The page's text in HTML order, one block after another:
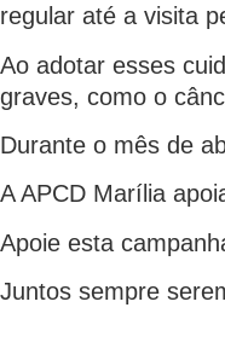
regular até a visita
Ao adotar esses
graves, como o
Durante o mês de
A APCD Marília
Apoie esta
Juntos sempre